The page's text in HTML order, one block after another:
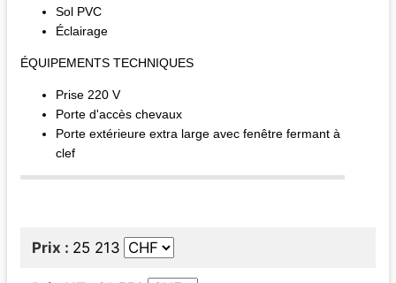
Sol PVC
Éclairage
ÉQUIPEMENTS TECHNIQUES
Prise 220 V
Porte d'accès chevaux
Porte extérieure extra large avec fenêtre fermant à
clef
Prix 25 213